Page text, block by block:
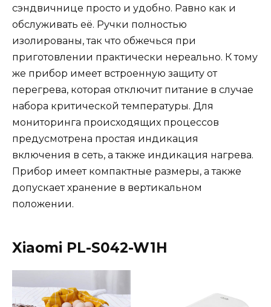
сэндвичнице просто и удобно. Равно как и
обслуживать её. Ручки полностью
изолированы, так что обжечься при
приготовлении практически нереально. К тому
же прибор имеет встроенную защиту от
перегрева, которая отключит питание в случае
набора критической температуры. Для
мониторинга происходящих процессов
предусмотрена простая индикация
включения в сеть, а также индикация нагрева.
Прибор имеет компактные размеры, а также
допускает хранение в вертикальном
положении.
Xiaomi PL-S042-W1H